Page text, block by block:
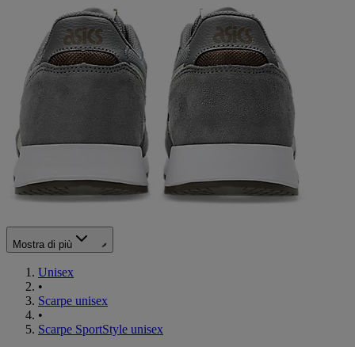
Mostra di più
Unisex
•
Scarpe unisex
•
Scarpe SportStyle unisex